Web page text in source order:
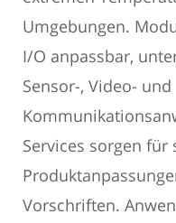
Umgebungen.
I/O anpassbar,
Sensor-, Video- und
Services sorgen für
Vorschriften.